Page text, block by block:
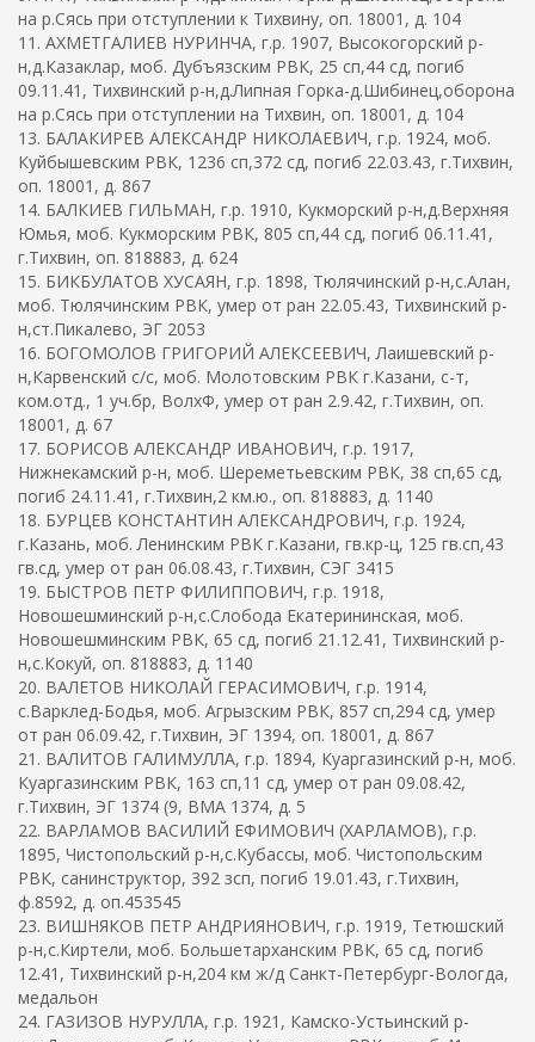
на р.Сясь при отступлении к Тихвину, оп. 18001, д. 104
11. АХМЕТГАЛИЕВ НУРИНЧА, г.р. 1907, Высокогорский р-
н,д.Казаклар, моб. Дубъязским РВК, 25 сп,44 сд, погиб
09.11.41, Тихвинский р-н,д.Липная Горка-д.Шибинец,оборона
на р.Сясь при отступлении на Тихвин, оп. 18001, д. 104
13. БАЛАКИРЕВ АЛЕКСАНДР НИКОЛАЕВИЧ, г.р. 1924, моб.
Куйбышевским РВК, 1236 сп,372 сд, погиб 22.03.43, г.Тихвин,
оп. 18001, д. 867
14. БАЛКИЕВ ГИЛЬМАН, г.р. 1910, Кукморский р-н,д.Верхняя
Юмья, моб. Кукморским РВК, 805 сп,44 сд, погиб 06.11.41,
г.Тихвин, оп. 818883, д. 624
15. БИКБУЛАТОВ ХУСАЯН, г.р. 1898, Тюлячинский р-н,с.Алан,
моб. Тюлячинским РВК, умер от ран 22.05.43, Тихвинский р-
н,ст.Пикалево, ЭГ 2053
16. БОГОМОЛОВ ГРИГОРИЙ АЛЕКСЕЕВИЧ, Лаишевский р-
н,Карвенский с/с, моб. Молотовским РВК г.Казани, с-т,
ком.отд., 1 уч.бр, ВолхФ, умер от ран 2.9.42, г.Тихвин, оп.
18001, д. 67
17. БОРИСОВ АЛЕКСАНДР ИВАНОВИЧ, г.р. 1917,
Нижнекамский р-н, моб. Шереметьевским РВК, 38 сп,65 сд,
погиб 24.11.41, г.Тихвин,2 км.ю., оп. 818883, д. 1140
18. БУРЦЕВ КОНСТАНТИН АЛЕКСАНДРОВИЧ, г.р. 1924,
г.Казань, моб. Ленинским РВК г.Казани, гв.кр-ц, 125 гв.сп,43
гв.сд, умер от ран 06.08.43, г.Тихвин, СЭГ 3415
19. БЫСТРОВ ПЕТР ФИЛИППОВИЧ, г.р. 1918,
Новошешминский р-н,с.Слобода Екатерининская, моб.
Новошешминским РВК, 65 сд, погиб 21.12.41, Тихвинский р-
н,с.Кокуй, оп. 818883, д. 1140
20. ВАЛЕТОВ НИКОЛАЙ ГЕРАСИМОВИЧ, г.р. 1914,
с.Варклед-Бодья, моб. Агрызским РВК, 857 сп,294 сд, умер
от ран 06.09.42, г.Тихвин, ЭГ 1394, оп. 18001, д. 867
21. ВАЛИТОВ ГАЛИМУЛЛА, г.р. 1894, Куаргазинский р-н, моб.
Куаргазинским РВК, 163 сп,11 сд, умер от ран 09.08.42,
г.Тихвин, ЭГ 1374 (9, ВМА 1374, д. 5
22. ВАРЛАМОВ ВАСИЛИЙ ЕФИМОВИЧ (ХАРЛАМОВ), г.р.
1895, Чистопольский р-н,с.Кубассы, моб. Чистопольским
РВК, санинструктор, 392 зсп, погиб 19.01.43, г.Тихвин,
ф.8592, д. оп.453545
23. ВИШНЯКОВ ПЕТР АНДРИЯНОВИЧ, г.р. 1919, Тетюшский
р-н,с.Киртели, моб. Большетарханским РВК, 65 сд, погиб
12.41, Тихвинский р-н,204 км ж/д Санкт-Петербург-Вологда,
медальон
24. ГАЗИЗОВ НУРУЛЛА, г.р. 1921, Камско-Устьинский р-